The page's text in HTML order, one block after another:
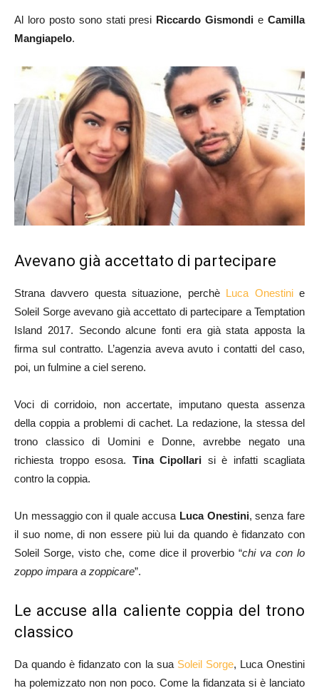
Al loro posto sono stati presi Riccardo Gismondi e Camilla
Mangiapelo.
Avevano già accettato di partecipare
Strana davvero questa situazione, perchèLuca Onestinie
Soleil Sorge avevano già accettato di partecipare a Temptation
Island 2017. Secondo alcune fonti era già stata apposta la
firma sul contratto. L’agenzia aveva avuto i contatti del caso,
poi, un fulmine a ciel sereno.
Voci di corridoio, non accertate, imputano questa assenza
della coppia a problemi di cachet. La redazione, la stessa del
trono classico di Uomini e Donne, avrebbe negato una
richiesta troppo esosa. Tina Cipollari si è infatti scagliata
contro la coppia.
Un messaggio con il quale accusa Luca Onestini, senza fare
il suo nome, di non essere più lui da quando è fidanzato con
Soleil Sorge, visto che, come dice il proverbio “chi va con lo
zoppo impara a zoppicare”.
Le accuse alla caliente coppia del trono
classico
Da quando è fidanzato con la sua Soleil Sorge, Luca Onestini
ha polemizzato non non poco. Come la fidanzata si è lanciato